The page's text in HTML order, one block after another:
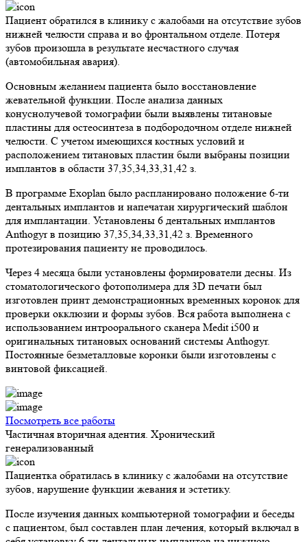
Пациент обратился в клинику с жалобами на отсутствие зубов
нижней челюсти справа и во фронтальном отделе. Потеря
зубов произошла в результате несчастного случая
(автомобильная авария).
Основным желанием пациента было восстановление
жевательной функции. После анализа данных
конуснолучевой томографии были выявлены титановые
пластины для остеосинтеза в подбородочном отделе нижней
челюсти. С учетом имеющихся костных условий и
расположением титановых пластин были выбраны позиции
имплантов в области 37,35,34,33,31,42 з.
В программе Exoplan было распланировано положение 6-ти
дентальных имплантов и напечатан хирургический шаблон
для имплантации. Установлены 6 дентальных имплантов
Anthogyr в позицию 37,35,34,33,31,42 з. Временного
протезирования пациенту не проводилось.
Через 4 месяца были установлены формирователи десны. Из
стоматологического фотополимера для 3D печати был
изготовлен принт демонстрационных временных коронок для
проверки окклюзии и формы зубов. Вся работа выполнена с
использованием интроорального сканера Medit i500 и
оригинальных титановых оснований системы Anthogyr.
Постоянные безметалловые коронки были изготовлены с
винтовой фиксацией.
Посмотреть все работы
Частичная вторичная адентия. Хронический
генерализованный
Пациентка обратилась в клинику с жалобами на отсутствие
зубов, нарушение функции жевания и эстетику.
После изучения данных компьютерной томографии и беседы
с пациентом, был составлен план лечения, который включал в